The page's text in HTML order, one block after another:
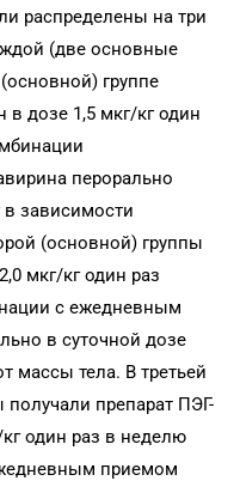
распределены на три
(две основные
группе
в дозе 1,5 мкг/кг один
перорально
в зависимости
(основной) группы
мкг/кг один раз
с ежедневным
в суточной дозе
массы тела. В третьей
получали препарат ПЭГ-
один раз в неделю
приемом